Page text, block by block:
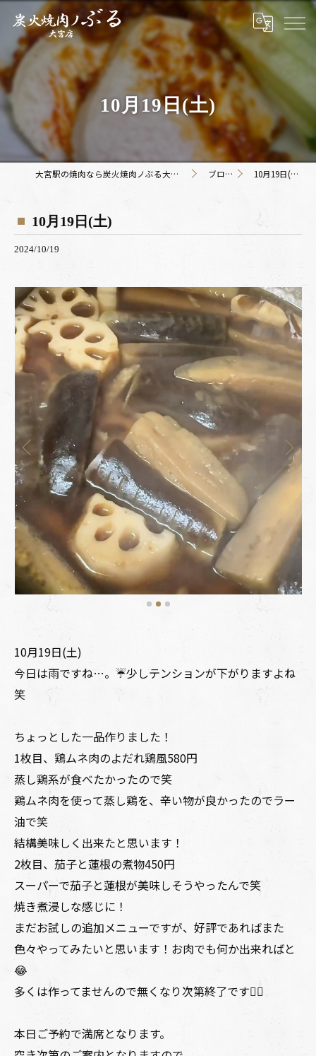
10月19日(土)
大宮駅の焼肉なら炭火焼肉ノぶる大宮店 ブログ 10月19日(土)
10月19日(土)
2024/10/19
10月19日(土)
今日は雨ですね…。☔️少しテンションが下がりますよね
笑
ちょっとした一品作りました！
1枚目、鶏ムネ肉のよだれ鶏風580円
蒸し鶏系が食べたかったので笑
鶏ムネ肉を使って蒸し鶏を、辛い物が良かったのでラー
油で笑
結構美味しく出来たと思います！
2枚目、茄子と蓮根の煮物450円
スーパーで茄子と蓮根が美味しそうやったんで笑
焼き煮浸しな感じに！
まだお試しの追加メニューですが、好評であればまた
色々やってみたいと思います！お肉でも何か出来ればと
😂
多くは作ってませんので無くなり次第終了です🙇‍♂️
本日ご予約で満席となります。